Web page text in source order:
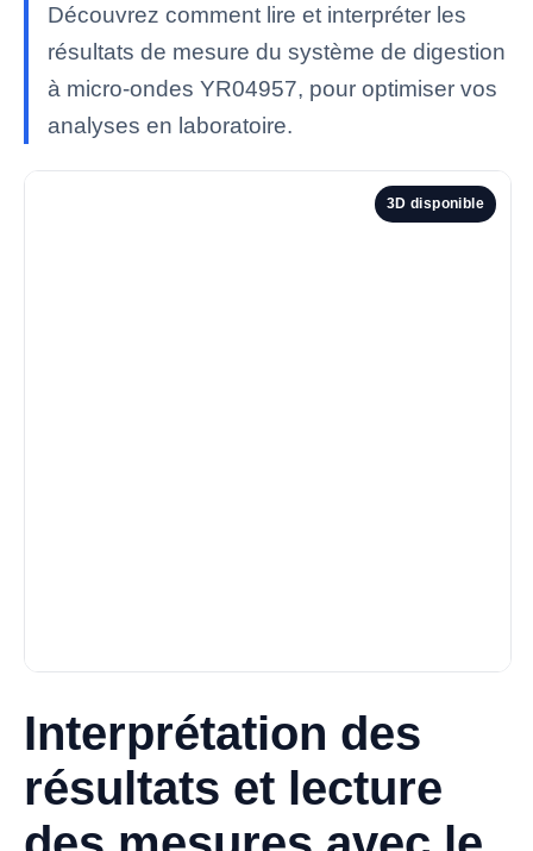
Découvrez comment lire et interpréter les
résultats de mesure du système de digestion
à micro-ondes YR04957, pour optimiser vos
analyses en laboratoire.
3D disponible
Interprétation des
résultats et lecture